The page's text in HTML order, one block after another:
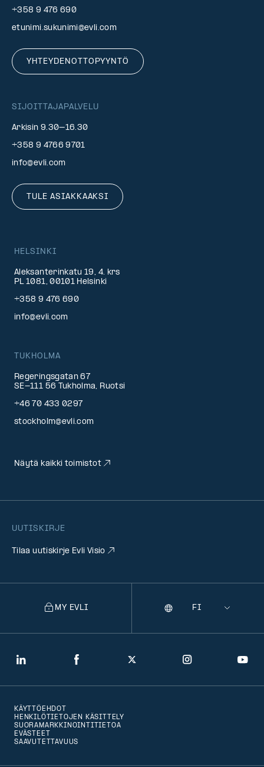
+358 9 476 690
etunimi.sukunimi@evli.com
YHTEYDENOTTOPYYNTÖ
SIJOITTAJAPALVELU
Arkisin 9.30–16.30
+358 9 4766 9701
info@evli.com
TULE ASIAKKAAKSI
UUTISKIRJE
Tilaa uutiskirje Evli Visio
HELSINKI
Aleksanterinkatu 19, 4. krs
PL 1081, 00101 Helsinki
+358 9 476 690
info@evli.com
TUKHOLMA
Regeringsgatan 67
SE-111 56 Tukholma, Ruotsi
+46 70 433 0297
stockholm@evli.com
Näytä kaikki toimistot
LinkedIn Facebook Twitter Instagram
MY EVLI
Selecting
Kieli
KÄYTTÖEHDOT
HENKILÖTIETOJEN KÄSITTELY
SUORAMARKKINOINTITIETOA
EVÄSTEET
SAAVUTETTAVUUS